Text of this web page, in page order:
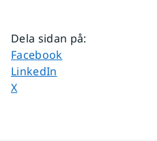
Dela sidan på:
Dela sidan på
Facebook
Dela sidan på
LinkedIn
Dela sidan på
X